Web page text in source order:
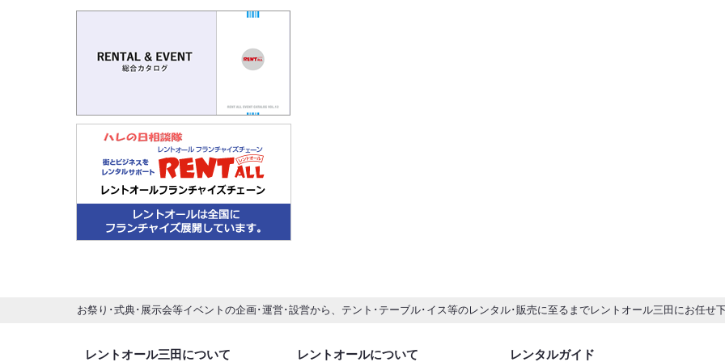
お祭り･式典･展示会等イベントの企画･運営･設営から、テント･テーブル･イス等のレンタル･販売に至るまでレントオール三田にお任せ
レントオール三田について レントオールについて レンタルガイド